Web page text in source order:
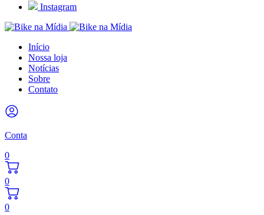
Instagram
Início
Nossa loja
Notícias
Sobre
Contato
Conta
0
0
0